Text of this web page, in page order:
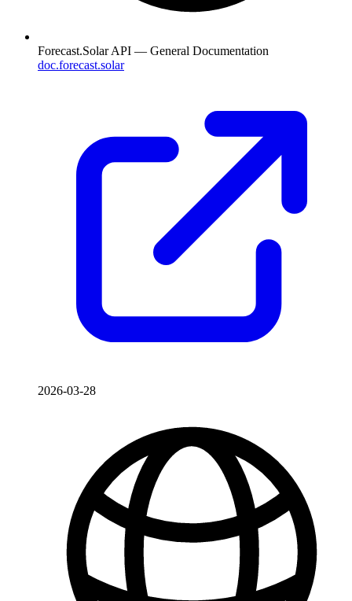
Forecast.Solar API — General Documentation
doc.forecast.solar
2026-03-28